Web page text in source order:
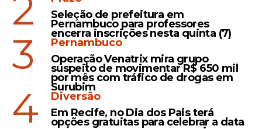
View this post on Instagram
Seleção de prefeitura em
Pernambuco para professores
encerra inscrições nesta quinta (7)
3
Pernambuco
Operação Venatrix mira grupo
suspeito de movimentar R$ 650 mil
por mês com tráfico de drogas em
Surubim
4
Diversão
Em Recife, no Dia dos Pais terá
opções gratuitas para celebrar a data